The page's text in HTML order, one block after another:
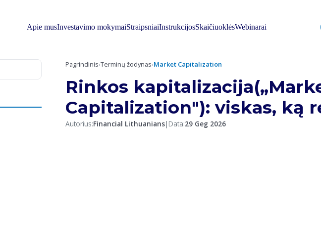
Apie musInvestavimo mokymaiStraipsniaiInstrukcijosSkaičiuoklėsWebinarai
Pagrindinis›Terminų žodynas›Market Capitalization
Rinkos
Capitalization"): viskas, ką
Autorius:Financial Lithuanians| Data:29 Geg 2026